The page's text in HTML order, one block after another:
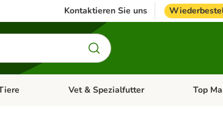
Kontaktieren Sie uns
öffnen: HundezubehörKategorie-Menü öffnen: Weitere Tiere
Vet & Spezialfutter Top